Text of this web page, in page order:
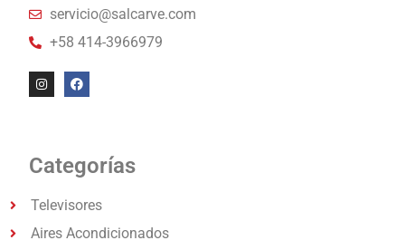
servicio@salcarve.com
+58 414-3966979
Categorías
Televisores
Aires Acondicionados